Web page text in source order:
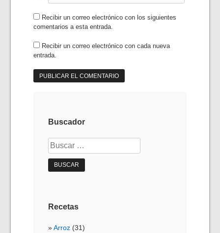
Recibir un correo electrónico con los siguientes
comentarios a esta entrada.
Recibir un correo electrónico con cada nueva
entrada.
Buscador
Buscar:
Recetas
Arroz (31)